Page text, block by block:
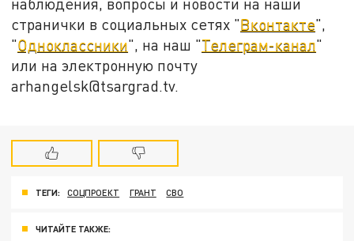
наблюдения, вопросы и новости на наши
странички в социальных сетях "Вконтакте",
"Одноклассники", на наш "Телеграм-канал"
или на электронную почту
arhangelsk@tsargrad.tv.
ТЕГИ: СОЦПРОЕКТ ГРАНТ СВО
ЧИТАЙТЕ ТАКЖЕ: